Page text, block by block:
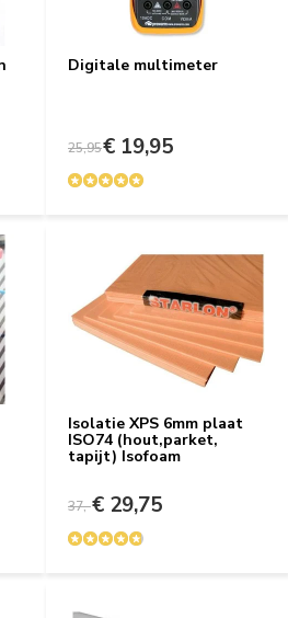
Digitale multimeter
25,95€ 19,95
Isolatie XPS 6mm plaat
ISO74 (hout,parket,
tapijt) Isofoam
37,-€ 29,75